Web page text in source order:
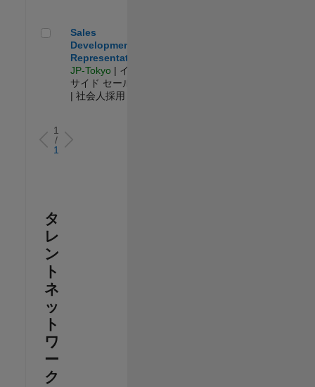
Sales Development Representative
Sales
Development
Representative
JP-Tokyo | イン
サイド セールス
| 社会人採用
1
/
1
タ
レ
ン
ト
ネ
ッ
ト
ワ
ー
ク